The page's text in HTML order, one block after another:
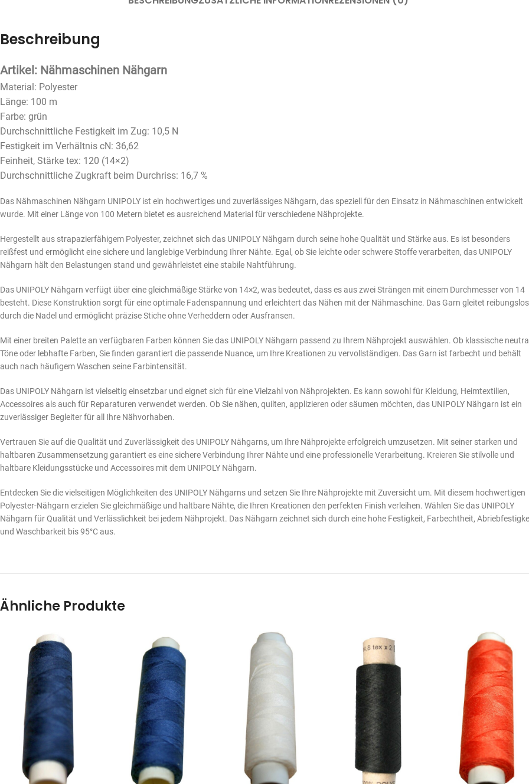
Beschreibung
Artikel: Nähmaschinen Nähgarn
Material: Polyester
Länge: 100 m
Farbe: grün
Durchschnittliche Festigkeit im Zug: 10,5 N
Festigkeit im Verhältnis cN: 36,62
Feinheit, Stärke tex: 120 (14×2)
Durchschnittliche Zugkraft beim Durchriss: 16,7 %
Das Nähmaschinen Nähgarn UNIPOLY ist ein hochwertiges und zuverlässiges Nähgarn, das speziell für den Einsatz in Nähmaschinen entwickelt
wurde. Mit einer Länge von 100 Metern bietet es ausreichend Material für verschiedene Nähprojekte.
Hergestellt aus strapazierfähigem Polyester, zeichnet sich das UNIPOLY Nähgarn durch seine hohe Qualität und Stärke aus. Es ist besonders
reißfest und ermöglicht eine sichere und langlebige Verbindung Ihrer Nähte. Egal, ob Sie leichte oder schwere Stoffe verarbeiten, das UNIPOLY
Nähgarn hält den Belastungen stand und gewährleistet eine stabile Nahtführung.
Das UNIPOLY Nähgarn verfügt über eine gleichmäßige Stärke von 14×2, was bedeutet, dass es aus zwei Strängen mit einem Durchmesser von 14
besteht. Diese Konstruktion sorgt für eine optimale Fadenspannung und erleichtert das Nähen mit der Nähmaschine. Das Garn gleitet reibungslos
durch die Nadel und ermöglicht präzise Stiche ohne Verheddern oder Ausfransen.
Mit einer breiten Palette an verfügbaren Farben können Sie das UNIPOLY Nähgarn passend zu Ihrem Nähprojekt auswählen. Ob klassische
Töne oder lebhafte Farben, Sie finden garantiert die passende Nuance, um Ihre Kreationen zu vervollständigen. Das Garn ist farbecht und behält
auch nach häufigem Waschen seine Farbintensität.
Das UNIPOLY Nähgarn ist vielseitig einsetzbar und eignet sich für eine Vielzahl von Nähprojekten. Es kann sowohl für Kleidung, Heimtextilien,
Accessoires als auch für Reparaturen verwendet werden. Ob Sie nähen, quilten, applizieren oder säumen möchten, das UNIPOLY Nähgarn ist ein
zuverlässiger Begleiter für all Ihre Nähvorhaben.
Vertrauen Sie auf die Qualität und Zuverlässigkeit des UNIPOLY Nähgarns, um Ihre Nähprojekte erfolgreich umzusetzen. Mit seiner starken und
haltbaren Zusammensetzung garantiert es eine sichere Verbindung Ihrer Nähte und eine professionelle Verarbeitung. Kreieren Sie stilvolle und
haltbare Kleidungsstücke und Accessoires mit dem UNIPOLY Nähgarn.
Entdecken Sie die vielseitigen Möglichkeiten des UNIPOLY Nähgarns und setzen Sie Ihre Nähprojekte mit Zuversicht um. Mit diesem hochwertigen
Polyester-Nähgarn erzielen Sie gleichmäßige und haltbare Nähte, die Ihren Kreationen den perfekten Finish verleihen. Wählen Sie das UNIPOLY
Nähgarn für Qualität und Verlässlichkeit bei jedem Nähprojekt. Das Nähgarn zeichnet sich durch eine hohe Festigkeit, Farbechtheit,
und Waschbarkeit bis 95°C aus.
Ähnliche Produkte